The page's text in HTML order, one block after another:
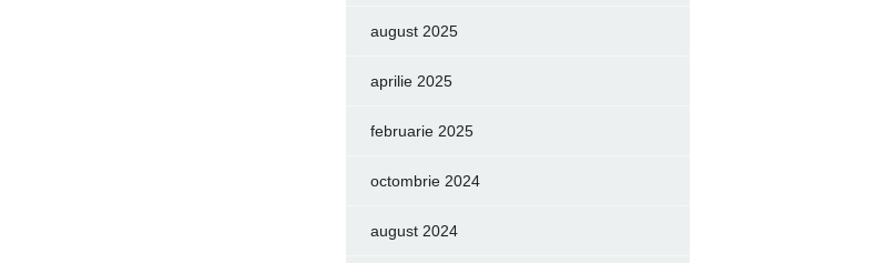
august 2025
aprilie 2025
februarie 2025
octombrie 2024
august 2024